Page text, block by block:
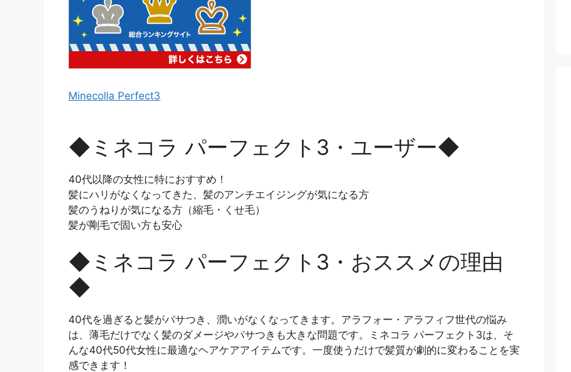
Minecolla Perfect3
◆ミネコラ パーフェクト3・ユーザー◆
40代以降の女性に特におすすめ！
髪にハリがなくなってきた、髪のアンチエイジングが気になる方
髪のうねりが気になる方（縮毛・くせ毛）
髪が剛毛で固い方も安心
◆ミネコラ パーフェクト3・おススメの理由
◆
40代を過ぎると髪がパサつき、潤いがなくなってきます。アラフォー・アラフィフ世代の悩み
は、薄毛だけでなく髪のダメージやパサつきも大きな問題です。ミネコラ パーフェクト3は、そ
んな40代50代女性に最適なヘアケアアイテムです。一度使うだけで髪質が劇的に変わることを実
感できます！